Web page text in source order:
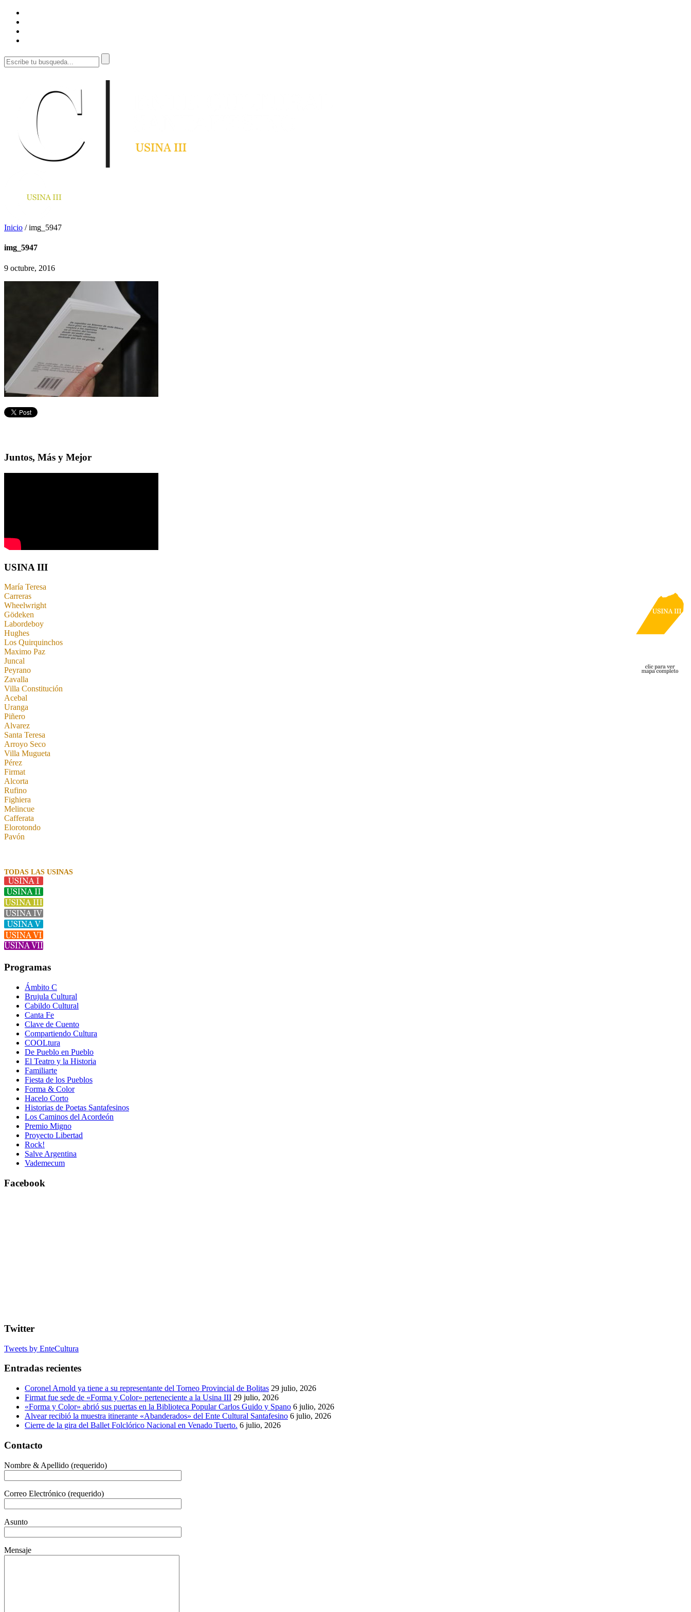
Inicio /img_5947
img_5947
9 octubre, 2016
Juntos, Más y Mejor
USINA III
María Teresa
Carreras
Wheelwright
Gödeken
Labordeboy
Hughes
Los Quirquinchos
Maximo Paz
Juncal
Peyrano
Zavalla
Villa Constitución
Acebal
Uranga
Piñero
Alvarez
Santa Teresa
Arroyo Seco
Villa Mugueta
Pérez
Firmat
Alcorta
Rufino
Fighiera
Melincue
Cafferata
Elorotondo
Pavón
TODAS LAS USINAS
Programas
Ámbito C
Brujula Cultural
Cabildo Cultural
Canta Fe
Clave de Cuento
Compartiendo Cultura
COOLtura
De Pueblo en Pueblo
El Teatro y la Historia
Familiarte
Fiesta de los Pueblos
Forma & Color
Hacelo Corto
Historias de Poetas Santafesinos
Los Caminos del Acordeón
Premio Migno
Proyecto Libertad
Rock!
Salve Argentina
Vademecum
Facebook
Twitter
Tweets by EnteCultura
Entradas recientes
Coronel Arnold ya tiene a su representante del Torneo Provincial de Bolitas 29 julio, 2026
Firmat fue sede de «Forma y Color» perteneciente a la Usina III 29 julio, 2026
«Forma y Color» abrió sus puertas en la Biblioteca Popular Carlos Guido y Spano 6 julio, 2026
Alvear recibió la muestra itinerante «Abanderados» del Ente Cultural Santafesino 6 julio, 2026
Cierre de la gira del Ballet Folclórico Nacional en Venado Tuerto. 6 julio, 2026
Contacto
Nombre & Apellido (requerido)
Correo Electrónico (requerido)
Asunto
Mensaje